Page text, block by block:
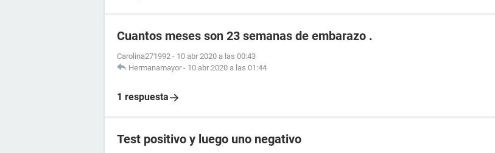
Cuantos meses son 23 semanas de embarazo .
Carolina271992 - 10 abr 2020 a las 00:43
Hermanamayor - 10 abr 2020 a las 01:44
1 respuesta
Test positivo y luego uno negativo